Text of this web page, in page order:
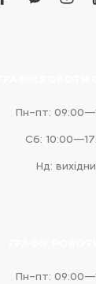
Пн–пт:
Сб:
Нд:
Пн–пт: